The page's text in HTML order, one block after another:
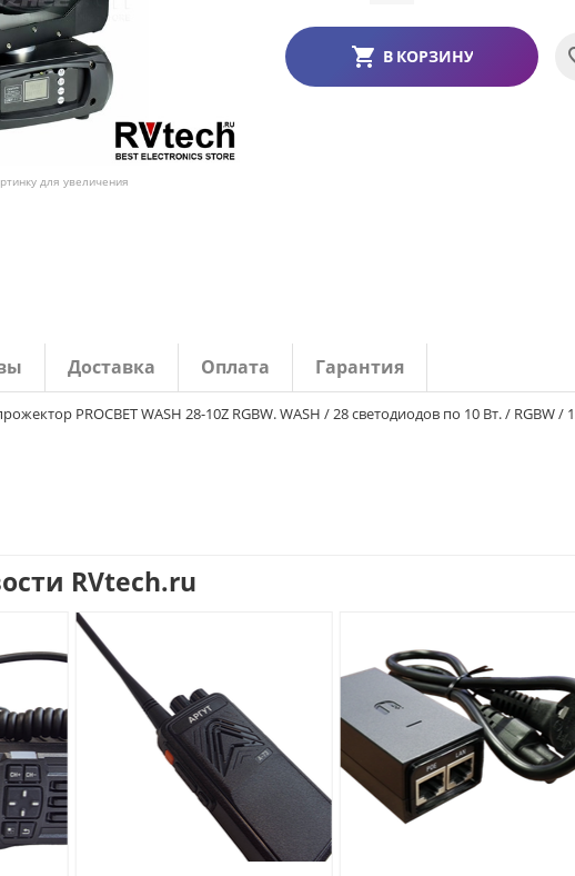
для увеличения
В КОРЗИНУ
Доставка Оплата Гарантия
PROCBET WASH 28-10Z RGBW. WASH / 28 светодиодов по 10 Вт. / RGBW /
RVtech.ru